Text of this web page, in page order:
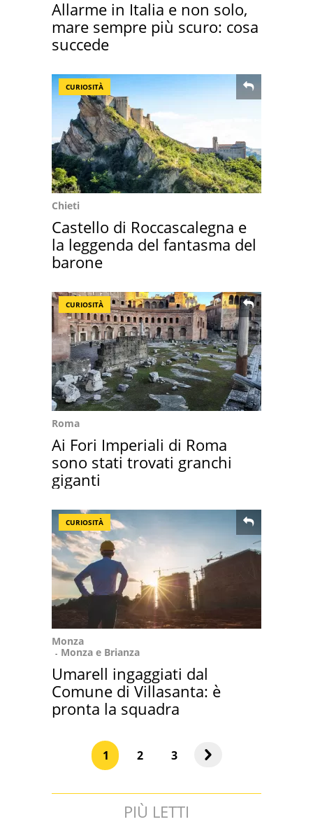
Allarme in Italia e non solo,
mare sempre più scuro: cosa
succede
CURIOSITÀ
Chieti
Castello di Roccascalegna e
la leggenda del fantasma del
barone
CURIOSITÀ
Roma
Ai Fori Imperiali di Roma
sono stati trovati granchi
giganti
CURIOSITÀ
Monza
Monza e Brianza
Umarell ingaggiati dal
Comune di Villasanta: è
pronta la squadra
1 2 3
PIÙ LETTI